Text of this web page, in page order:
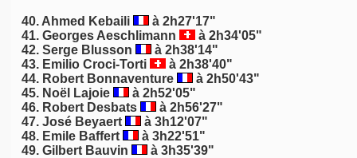
40. Ahmed Kebaili
à 2h27'17"
41. Georges Aeschlimann
à 2h34'05"
42. Serge Blusson
à 2h38'14"
43. Emilio Croci-Torti
à 2h38'40"
44. Robert Bonnaventure
à 2h50'43"
45. Noël Lajoie
à 2h52'05"
46. Robert Desbats
à 2h56'27"
47. José Beyaert
à 3h12'07"
48. Emile Baffert
à 3h22'51"
49. Gilbert Bauvin à 3h35'39"